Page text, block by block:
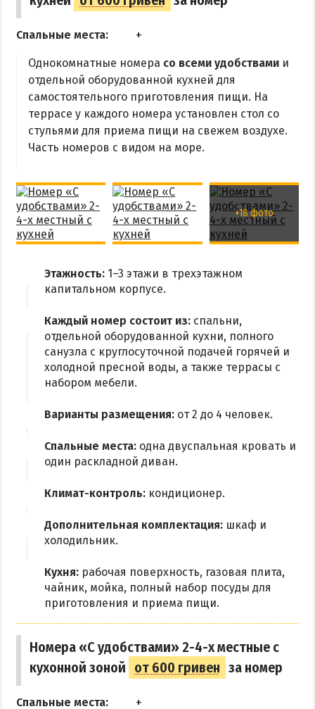
ЛЕЧЕНИЕ И БАЛЬНЕОЛОГИЯ
Глицериновое Озеро
Зябловское Озеро
Радоновое Озеро
Розовое Озеро
Сиваш
Соленое озеро в Счастливцево
ДОСТОПРИМЕЧАТЕЛЬНОСТИ
Генический маяк
РАЗВЛЕЧЕНИЯ
Аквапарк
Дельфинарий
Сафари-Парк
Виндсерфинг
ЭКСКУРСИИ И МАРШРУТЫ
Остров Папанина
Остров Бирючий
ПРОЕЗД
По Геническу и на косу
Такси по косе
Из Херсона
Из Запорожья
Из Днепра
Спальные места:
Однокомнатные номера со всеми удобствами и
отдельной оборудованной кухней для
самостоятельного приготовления пищи. На
террасе у каждого номера установлен стол со
стульями для приема пищи на свежем воздухе.
Часть номеров с видом на море.
+18 фото
Этажность: 1–3 этажи в трехэтажном
капитальном корпусе.
Каждый номер состоит из: спальни,
отдельной оборудованной кухни, полного
санузла с круглосуточной подачей горячей и
холодной пресной воды, а также террасы с
набором мебели.
Варианты размещения: от 2 до 4 человек.
Спальные места: одна двуспальная кровать и
один раскладной диван.
Климат-контроль: кондиционер.
Дополнительная комплектация: шкаф и
холодильник.
Кухня: рабочая поверхность, газовая плита,
чайник, мойка, полный набор посуды для
приготовления и приема пищи.
Номера «С удобствами» 2-4-х местные с
кухонной зоной от 600 гривен за номер
Спальные места: